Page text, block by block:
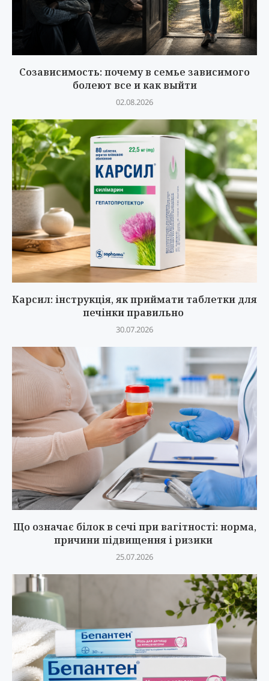
Созависимость: почему в семье зависимого
болеют все и как выйти
02.08.2026
Карсил: інструкція, як приймати таблетки для
печінки правильно
30.07.2026
Що означає білок в сечі при вагітності: норма,
причини підвищення і ризики
25.07.2026